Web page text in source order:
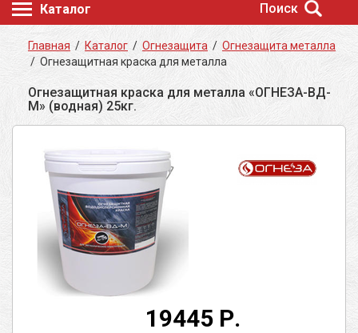
Каталог Поиск
Главная / Каталог / Огнезащита / Огнезащита металла
/ Огнезащитная краска для металла
Огнезащитная краска для металла «ОГНЕЗА-ВД-
М» (водная) 25кг.
19445 Р.